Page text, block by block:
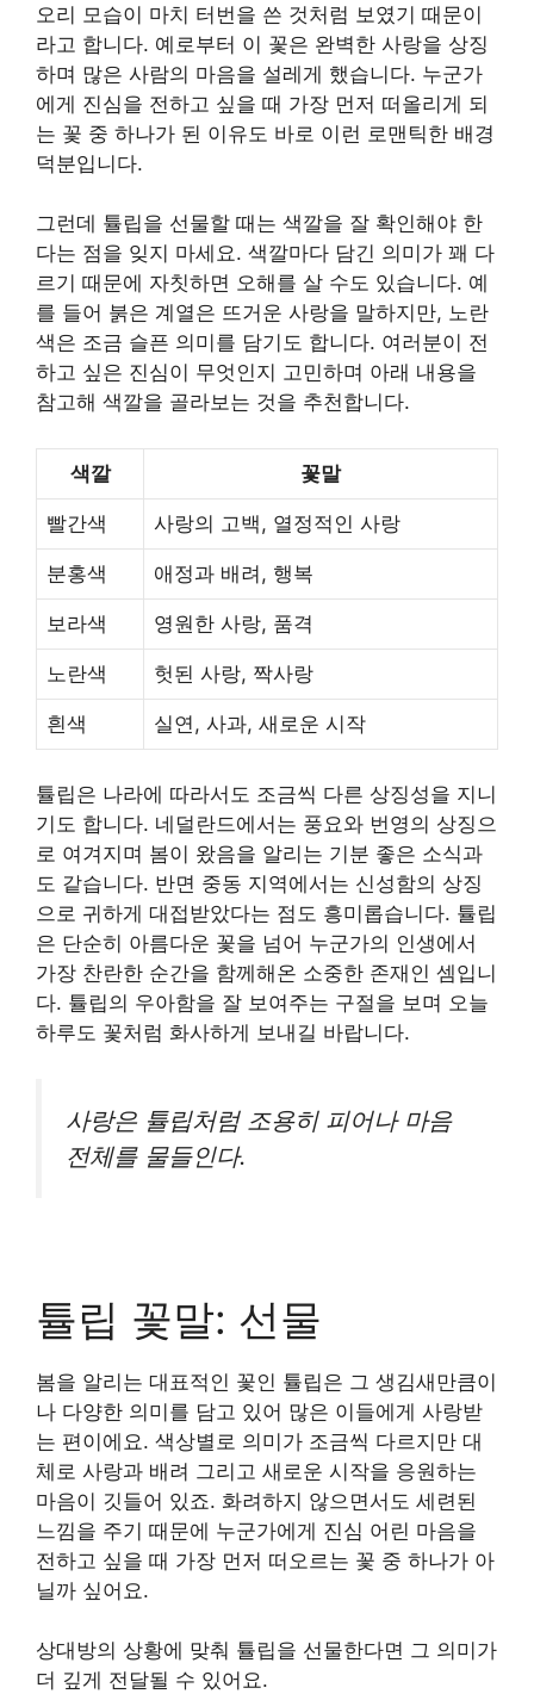
오리 모습이 마치 터번을 쓴 것처럼 보였기 때문이
라고 합니다. 예로부터 이 꽃은 완벽한 사랑을 상징
하며 많은 사람의 마음을 설레게 했습니다. 누군가
에게 진심을 전하고 싶을 때 가장 먼저 떠올리게 되
는 꽃 중 하나가 된 이유도 바로 이런 로맨틱한 배경
덕분입니다.
그런데 튤립을 선물할 때는 색깔을 잘 확인해야 한
다는 점을 잊지 마세요. 색깔마다 담긴 의미가 꽤 다
르기 때문에 자칫하면 오해를 살 수도 있습니다. 예
를 들어 붉은 계열은 뜨거운 사랑을 말하지만, 노란
색은 조금 슬픈 의미를 담기도 합니다. 여러분이 전
하고 싶은 진심이 무엇인지 고민하며 아래 내용을
참고해 색깔을 골라보는 것을 추천합니다.
색깔 꽃말
빨간색 사랑의 고백, 열정적인 사랑
분홍색 애정과 배려, 행복
보라색 영원한 사랑, 품격
노란색 헛된 사랑, 짝사랑
흰색 실연, 사과, 새로운 시작
튤립은 나라에 따라서도 조금씩 다른 상징성을 지니
기도 합니다. 네덜란드에서는 풍요와 번영의 상징으
로 여겨지며 봄이 왔음을 알리는 기분 좋은 소식과
도 같습니다. 반면 중동 지역에서는 신성함의 상징
으로 귀하게 대접받았다는 점도 흥미롭습니다. 튤립
은 단순히 아름다운 꽃을 넘어 누군가의 인생에서
가장 찬란한 순간을 함께해온 소중한 존재인 셈입니
다. 튤립의 우아함을 잘 보여주는 구절을 보며 오늘
하루도 꽃처럼 화사하게 보내길 바랍니다.
사랑은 튤립처럼 조용히 피어나 마음
전체를 물들인다.
튤립 꽃말: 선물
봄을 알리는 대표적인 꽃인 튤립은 그 생김새만큼이
나 다양한 의미를 담고 있어 많은 이들에게 사랑받
는 편이에요. 색상별로 의미가 조금씩 다르지만 대
체로 사랑과 배려 그리고 새로운 시작을 응원하는
마음이 깃들어 있죠. 화려하지 않으면서도 세련된
느낌을 주기 때문에 누군가에게 진심 어린 마음을
전하고 싶을 때 가장 먼저 떠오르는 꽃 중 하나가 아
닐까 싶어요.
상대방의 상황에 맞춰 튤립을 선물한다면 그 의미가
더 깊게 전달될 수 있어요.